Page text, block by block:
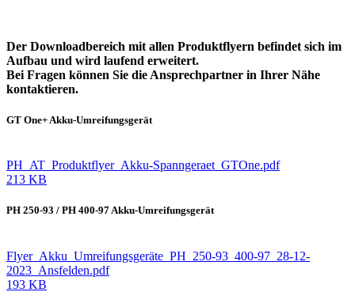
Der Downloadbereich mit allen Produktflyern befindet sich im
Aufbau und wird laufend erweitert.
Bei Fragen können Sie die Ansprechpartner in Ihrer Nähe
kontaktieren.
GT One+ Akku-Umreifungsgerät
PH_AT_Produktflyer_Akku-Spanngeraet_GTOne.pdf
213 KB
PH 250-93 / PH 400-97 Akku-Umreifungsgerät
Flyer_Akku_Umreifungsgeräte_PH_250-93_400-97_28-12-
2023_Ansfelden.pdf
193 KB